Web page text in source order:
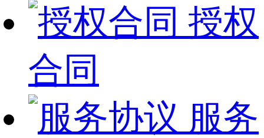
授权
合同
服务